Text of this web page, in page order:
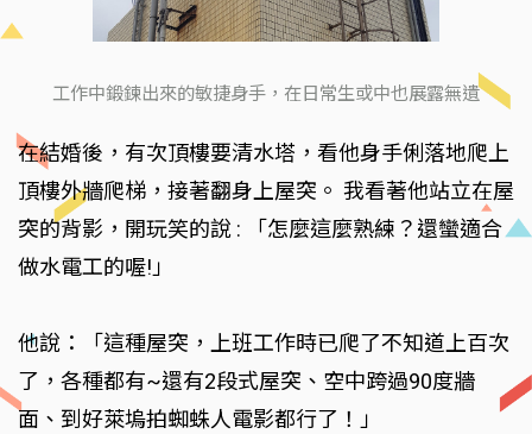
工作中鍛鍊出來的敏捷身手，在日常生或中也展露無遺
在結婚後，有次頂樓要清水塔，看他身手俐落地爬上
頂樓外牆爬梯，接著翻身上屋突。 我看著他站立在屋
突的背影，開玩笑的說 : 「怎麼這麼熟練？還蠻適合
做水電工的喔!」
他說：「這種屋突，上班工作時已爬了不知道上百次
了，各種都有~還有2段式屋突、空中跨過90度牆
面、到好萊塢拍蜘蛛人電影都行了！」